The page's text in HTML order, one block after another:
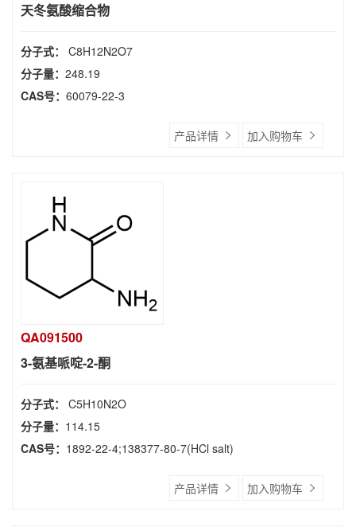
天冬氨酸缩合物
分子式： C8H12N2O7
分子量： 248.19
CAS号： 60079-22-3
产品详情 加入购物车
QA091500
3-氨基哌啶-2-酮
分子式： C5H10N2O
分子量： 114.15
CAS号： 1892-22-4;138377-80-7(HCl salt)
产品详情 加入购物车